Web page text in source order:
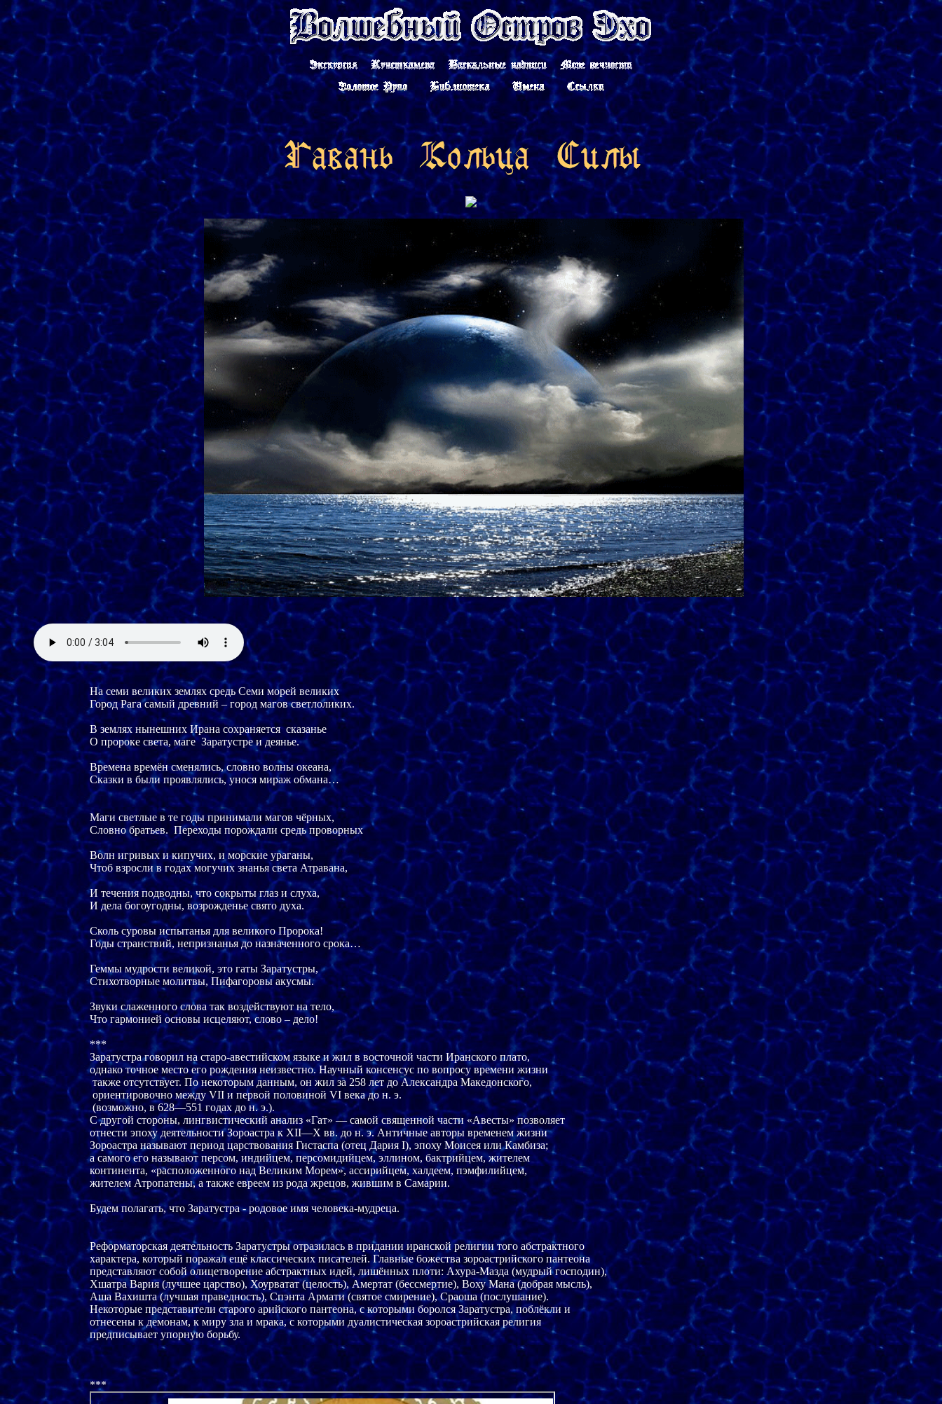
На семи великих землях средь Семи морей великих
Город Рага самый древний – город магов светлоликих.
В землях нынешних Ирана сохраняется  сказанье
О пророке света, маге  Заратустре и деянье.
Времена времён сменялись, словно волны океана,
Сказки в были проявлялись, унося мираж обмана…
Маги светлые в те годы принимали магов чёрных,
Словно братьев.  Переходы порождали средь проворных
Волн игривых и кипучих, и морские ураганы,
Чтоб взросли в годах могучих знанья света Атравана,
И течения подводны, что сокрыты глаз и слуха,
И дела богоугодны, возрожденье свято духа.
Сколь суровы испытанья для великого Пророка!
Годы странствий, непризнанья до назначенного срока…
Геммы мудрости великой, это гаты Заратустры,
Стихотворные молитвы, Пифагоровы акусмы.
Звуки слаженного слова так воздействуют на тело,
Что гармонией основы исцеляют, слово – дело!
***
Заратустра говорил на старо-авестийском языке и жил в восточной части Иранского плато,
однако точное место его рождения неизвестно. Научный консенсус по вопросу времени жизни
также отсутствует. По некоторым данным, он жил за 258 лет до Александра Македонского,
ориентировочно между VII и первой половиной VI века до н. э.
(возможно, в 628—551 годах до н. э.).
С другой стороны, лингвистический анализ «Гат» — самой священной части «Авесты» позволяет
отнести эпоху деятельности Зороастра к XII—X вв. до н. э. Античные авторы временем жизни
Зороастра называют период царствования Гистаспа (отец Дария I), эпоху Моисея или Камбиза;
а самого его называют персом, индийцем, персомидийцем, эллином, бактрийцем, жителем
континента, «расположенного над Великим Морем», ассирийцем, халдеем, пэмфилийцем,
жителем Атропатены, а также евреем из рода жрецов, жившим в Самарии.
Будем полагать, что Заратустра - родовое имя человека-мудреца.
Реформаторская деятельность Заратустры отразилась в придании иранской религии того абстрактного
характера, который поражал ещё классических писателей. Главные божества зороастрийского пантеона
представляют собой олицетворение абстрактных идей, лишённых плоти: Ахура-Мазда (мудрый господин),
Хшатра Вария (лучшее царство), Хоурватат (целость), Амертат (бессмертие), Воху Мана (добрая мысль),
Аша Вахишта (лучшая праведность), Спэнта Армати (святое смирение), Сраоша (послушание).
Некоторые представители старого арийского пантеона, с которыми боролся Заратустра, поблёкли и
отнесены к демонам, к миру зла и мрака, с которыми дуалистическая зороастрийская религия
предписывает упорную борьбу.